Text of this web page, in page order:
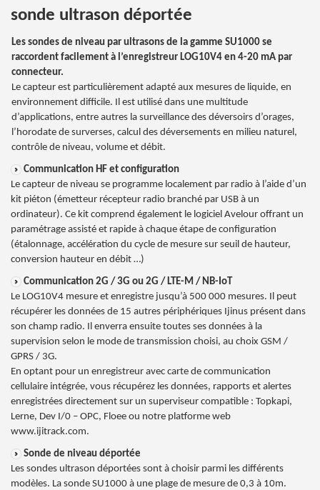
sonde ultrason déportée
Les sondes de niveau par ultrasons de la gamme SU1000 se
raccordent facilement à l’enregistreur LOG10V4 en 4-20 mA par
connecteur.
Le capteur est particulièrement adapté aux mesures de liquide, en
environnement difficile. Il est utilisé dans une multitude
d’applications, entre autres la surveillance des déversoirs d’orages,
l’horodate de surverses, calcul des déversements en milieu naturel,
contrôle de niveau, volume et débit.
Communication HF et configuration
Le capteur de niveau se programme localement par radio à l’aide d’un
kit piéton (émetteur récepteur radio branché par USB à un
ordinateur). Ce kit comprend également le logiciel Avelour offrant un
paramétrage assisté et rapide à chaque étape de configuration
(étalonnage, accélération du cycle de mesure sur seuil de hauteur,
conversion hauteur en débit …)
Communication 2G / 3G ou 2G / LTE-M / NB-IoT
Le LOG10V4 mesure et enregistre jusqu’à 500 000 mesures. Il peut
récupérer les données de 15 autres périphériques Ijinus présent dans
son champ radio. Il enverra ensuite toutes ses données à la
supervision selon le mode de transmission choisi, au choix GSM /
GPRS / 3G.
En optant pour un enregistreur avec carte de communication
cellulaire intégrée, vous récupérez les données, rapports et alertes
enregistrées directement sur un superviseur compatible : Topkapi,
Lerne, Dev I/0 – OPC, Floee ou notre platforme web
www.ijitrack.com.
Sonde de niveau déportée
Les sondes ultrason déportées sont à choisir parmi les différents
modèles. La sonde SU1000 à une plage de mesure de 0,3 à 10m.